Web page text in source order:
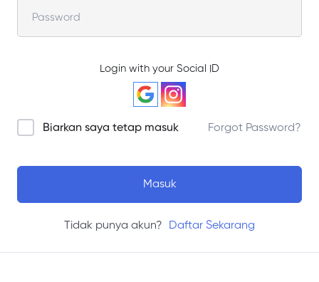
Login with your Social ID
Biarkan saya tetap masuk Forgot Password?
Masuk
Tidak punya akun? Daftar Sekarang